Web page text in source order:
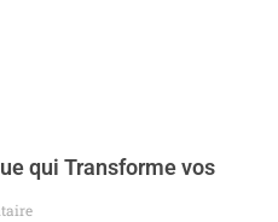
qui Transforme vos